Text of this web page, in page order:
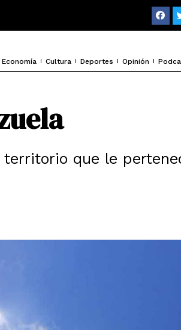
F
a
c
o
k
Economía Cultura Deportes Opinión
territorio que le